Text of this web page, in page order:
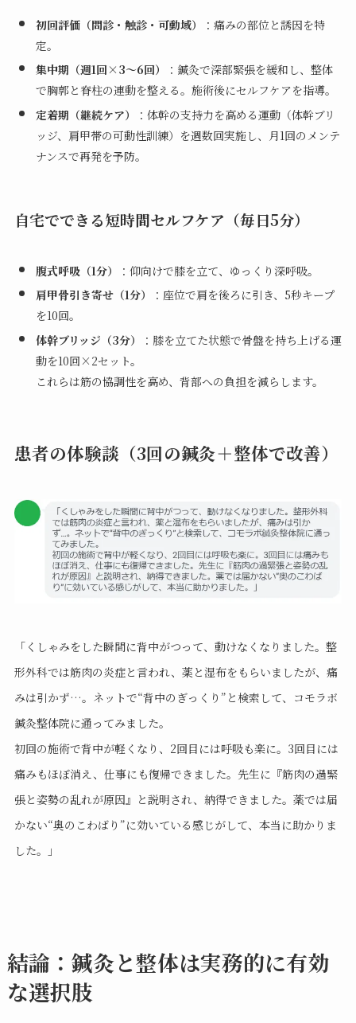
初回評価（問診・触診・可動域）
：痛みの部位と誘因を特
定。
集中期（週1回×3〜6回）
：鍼灸で深部緊張を緩和し、整体
で胸郭と脊柱の連動を整える。施術後にセルフケアを指導。
定着期（継続ケア）
：体幹の支持力を高める運動（体幹ブリ
ッジ、肩甲帯の可動性訓練）を週数回実施し、月1回のメンテ
ナンスで再発を予防。
自宅でできる短時間セルフケア（毎日5分）
腹式呼吸（1分）
：仰向けで膝を立て、ゆっくり深呼吸。
肩甲骨引き寄せ（1分）
：座位で肩を後ろに引き、5秒キープ
を10回。
体幹ブリッジ（3分）
：膝を立てた状態で骨盤を持ち上げる運
動を10回×2セット。
これらは筋の協調性を高め、背部への負担を減らします。
患者の体験談（3回の鍼灸＋整体で改善）
「くしゃみをした瞬間に背中がつって、動けなくなりました。整
形外科では筋肉の炎症と言われ、薬と湿布をもらいましたが、痛
みは引かず…。ネットで“背中のぎっくり”と検索して、コモラボ
鍼灸整体院に通ってみました。
初回の施術で背中が軽くなり、2回目には呼吸も楽に。3回目には
痛みもほぼ消え、仕事にも復帰できました。先生に『筋肉の過緊
張と姿勢の乱れが原因』と説明され、納得できました。薬では届
かない“奥のこわばり”に効いている感じがして、本当に助かりま
した。」
結論：鍼灸と整体は実務的に有効
な選択肢